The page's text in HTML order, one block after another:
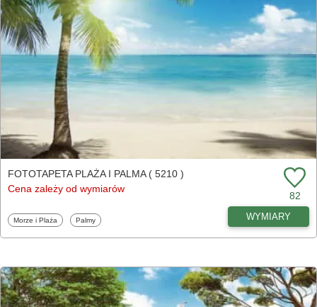
FOTOTAPETA PLAŻA I PALMA ( 5210 )
Cena zależy od wymiarów
82
Fototapety
Morze i Plaża Fototapety
Palmy WYMIARY